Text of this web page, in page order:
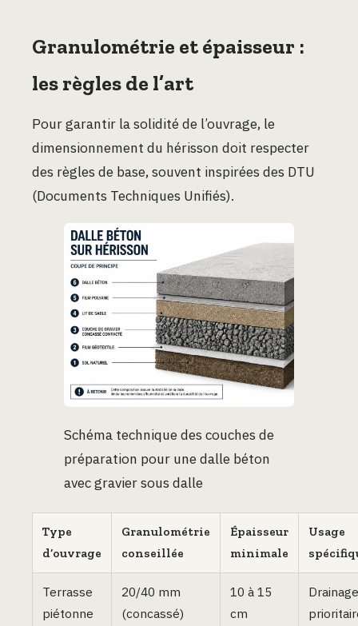
Granulométrie et épaisseur :
les règles de l’art
Pour garantir la solidité de l’ouvrage, le
dimensionnement du hérisson doit respecter
des règles de base, souvent inspirées des DTU
(Documents Techniques Unifiés).
Schéma technique des couches de
préparation pour une dalle béton
avec gravier sous dalle
Type
d’ouvrage
Granulométrie
conseillée
Épaisseur
minimale
Usage
Terrasse
piétonne
20/40 mm
(concassé)
10 à 15
cm
Drainage